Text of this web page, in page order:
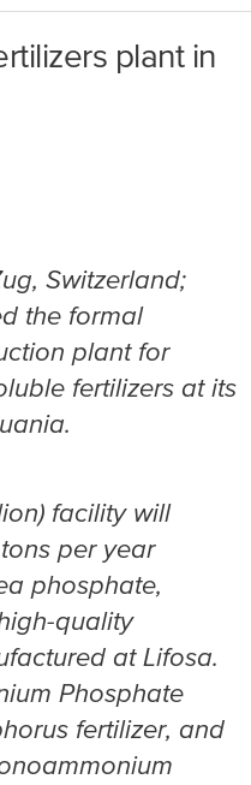
plant in
Switzerland;
the formal
plant for
fertilizers at its
facility will
per year
phosphate,
quality
at Lifosa.
Phosphate
fertilizer, and